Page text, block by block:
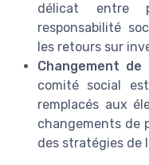
délicat entre
responsabilité
les retours sur
Changement
comité social
remplacés aux
changements de
des stratégies de